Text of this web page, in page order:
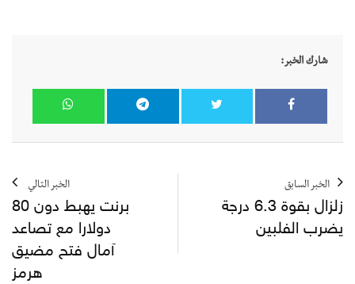
شارك الخبر:
الخبر السابق
زلزال بقوة 6.3 درجة
يضرب الفلبين
الخبر التالي
برنت يهبط دون 80
دولارا مع تصاعد
آمال فتح مضيق
هرمز